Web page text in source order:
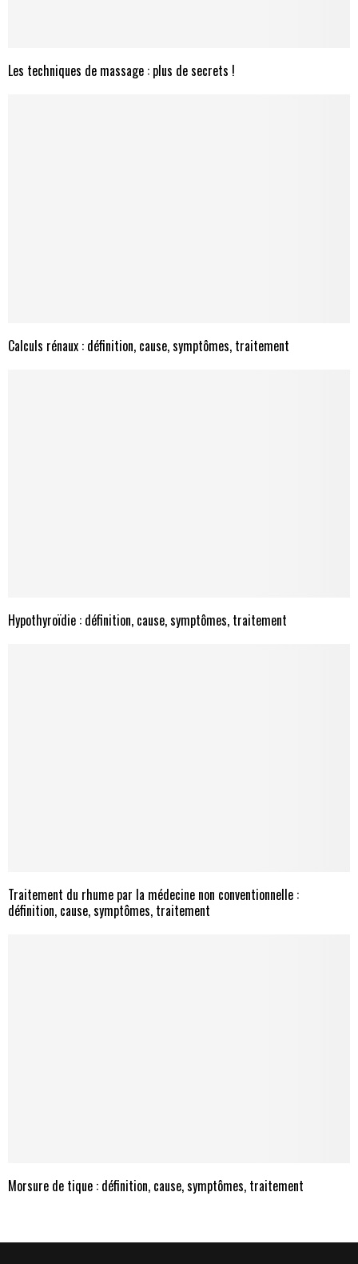
Les techniques de massage : plus de secrets !
Calculs rénaux : définition, cause, symptômes, traitement
Hypothyroïdie : définition, cause, symptômes, traitement
Traitement du rhume par la médecine non conventionnelle :
définition, cause, symptômes, traitement
Morsure de tique : définition, cause, symptômes, traitement